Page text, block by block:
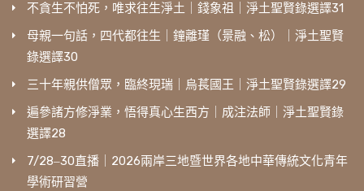
不貪生不怕死，唯求往生淨土｜錢象祖｜淨土聖賢錄選譯31
母親一句話，四代都往生｜鐘離瑾（景融、松）｜淨土聖賢
錄選譯30
三十年親供僧眾，臨終現瑞｜烏萇國王｜淨土聖賢錄選譯29
遍參諸方修淨業，悟得真心生西方｜成注法師｜淨土聖賢錄
選譯28
7/28‒30直播｜2026兩岸三地暨世界各地中華傳統文化青年
學術研習營